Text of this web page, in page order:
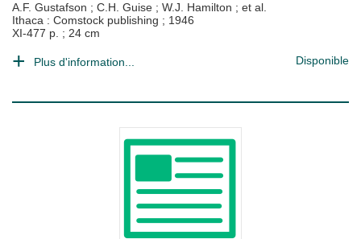
A.F. Gustafson ; C.H. Guise ; W.J. Hamilton ; et al.
Ithaca : Comstock publishing ; 1946
XI-477 p. ; 24 cm
Plus d'information... Disponible